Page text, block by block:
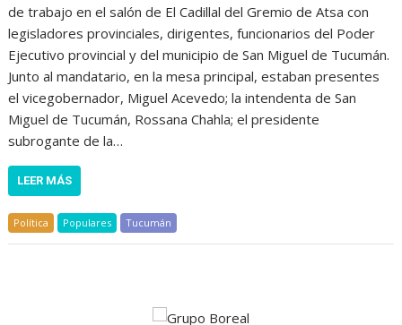
de trabajo en el salón de El Cadillal del Gremio de Atsa con
legisladores provinciales, dirigentes, funcionarios del Poder
Ejecutivo provincial y del municipio de San Miguel de Tucumán.
Junto al mandatario, en la mesa principal, estaban presentes
el vicegobernador, Miguel Acevedo; la intendenta de San
Miguel de Tucumán, Rossana Chahla; el presidente
subrogante de la…
LEER MÁS
Política Populares Tucumán